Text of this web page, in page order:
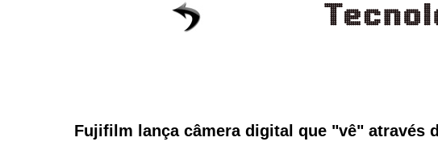
Fujifilm lança câmera digital que "vê" através